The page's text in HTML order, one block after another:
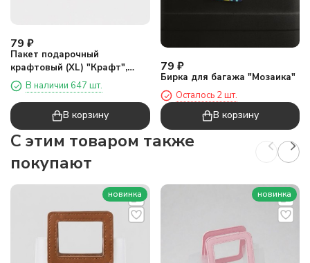
79 ₽
Пакет подарочный
крафтовый (XL) "Крафт",
горизонтальный (35*32*14)
В наличии 647 шт.
В корзину
79 ₽
Бирка для багажа "Мозаика"
Осталось 2 шт.
В корзину
C этим товаром также
покупают
новинка новинка